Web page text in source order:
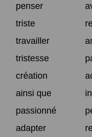
penser
triste
travailler
tristesse
création
ainsi que
passionné
adapter